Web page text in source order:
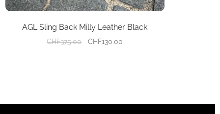
AGL Sling Back Milly Leather Black
CHF375.00
Ursprünglicher
CHF130.00Aktueller